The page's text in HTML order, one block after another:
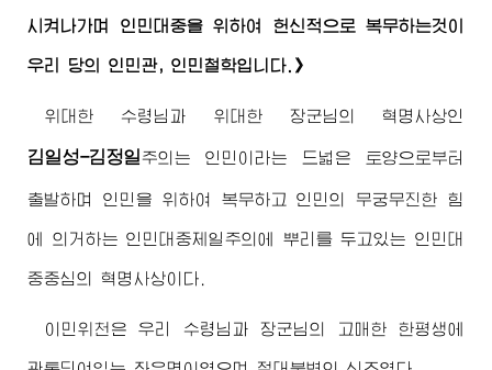
시켜나가며 인민대중을 위하여 헌신적으로 복무하는것이
우리 당의 인민관, 인민철학입니다.》
위대한 수령님 과 위대한 장군님 의 혁명사상인
김일성-김정일주의 는 인민이라는 드넓은 토양으로부터
출발하며 인민을 위하여 복무하고 인민의 무궁무진한 힘
에 의거하는 인민대중제일주의에 뿌리를 두고있는 인민대
중중심의 혁명사상이다.
이민위천은 우리 수령님 과장군님의 고매한 한평생에